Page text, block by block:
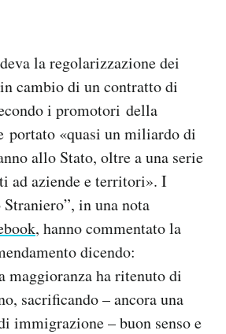
la regolarizzazione dei
cambio di un contratto di
i promotori della
portato «quasi un miliardo di
allo Stato, oltre a una serie
ad aziende e territori». I
in una nota
, hanno commentato la
dicendo:
maggioranza ha ritenuto di
sacrificando – ancora una
immigrazione – buon senso e